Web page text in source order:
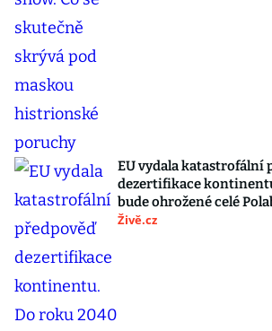
EU vydala katastrofální
dezertifikace
bude ohrožené celé
Živě.cz